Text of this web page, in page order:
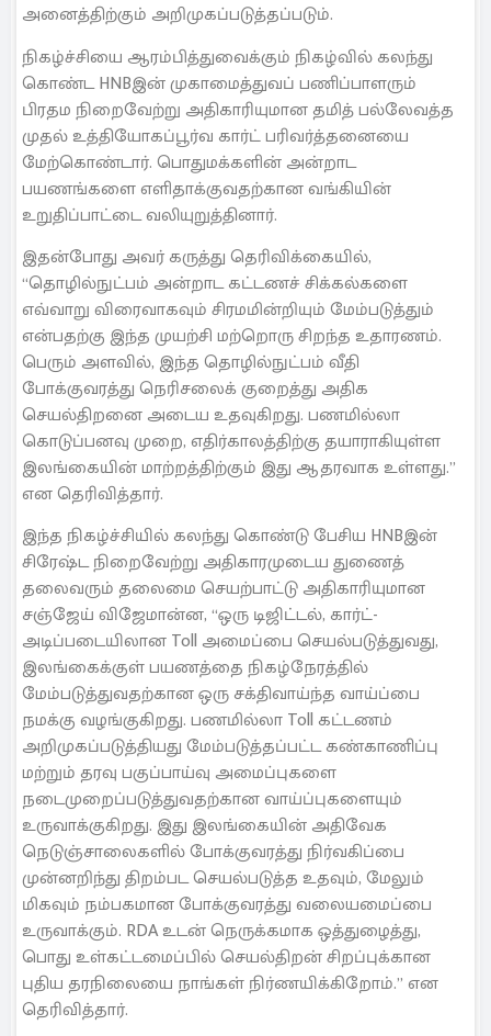
அனைத்திற்கும் அறிமுகப்படுத்தப்படும்.
நிகழ்ச்சியை ஆரம்பித்துவைக்கும் நிகழ்வில் கலந்து
கொண்ட HNBஇன் முகாமைத்துவப் பணிப்பாளரும்
பிரதம நிறைவேற்று அதிகாரியுமான தமித் பல்லேவத்த
முதல் உத்தியோகப்பூர்வ கார்ட் பரிவர்த்தனையை
மேற்கொண்டார். பொதுமக்களின் அன்றாட
பயணங்களை எளிதாக்குவதற்கான வங்கியின்
உறுதிப்பாட்டை வலியுறுத்தினார்.
இதன்போது அவர் கருத்து தெரிவிக்கையில்,
“தொழில்நுட்பம் அன்றாட கட்டணச் சிக்கல்களை
எவ்வாறு விரைவாகவும் சிரமமின்றியும் மேம்படுத்தும்
என்பதற்கு இந்த முயற்சி மற்றொரு சிறந்த உதாரணம்.
பெரும் அளவில், இந்த தொழில்நுட்பம் வீதி
போக்குவரத்து நெரிசலைக் குறைத்து அதிக
செயல்திறனை அடைய உதவுகிறது. பணமில்லா
கொடுப்பனவு முறை, எதிர்காலத்திற்கு தயாராகியுள்ள
இலங்கையின் மாற்றத்திற்கும் இது ஆதரவாக உள்ளது.”
என தெரிவித்தார்.
இந்த நிகழ்ச்சியில் கலந்து கொண்டு பேசிய HNBஇன்
சிரேஷ்ட நிறைவேற்று அதிகாரமுடைய துணைத்
தலைவரும் தலைமை செயற்பாட்டு அதிகாரியுமான
சஞ்ஜேய் விஜேமான்ன, “ஒரு டிஜிட்டல், கார்ட்-
அடிப்படையிலான Toll அமைப்பை செயல்படுத்துவது,
இலங்கைக்குள் பயணத்தை நிகழ்நேரத்தில்
மேம்படுத்துவதற்கான ஒரு சக்திவாய்ந்த வாய்ப்பை
நமக்கு வழங்குகிறது. பணமில்லா Toll கட்டணம்
அறிமுகப்படுத்தியது மேம்படுத்தப்பட்ட கண்காணிப்பு
மற்றும் தரவு பகுப்பாய்வு அமைப்புகளை
நடைமுறைப்படுத்துவதற்கான வாய்ப்புகளையும்
உருவாக்குகிறது. இது இலங்கையின் அதிவேக
நெடுஞ்சாலைகளில் போக்குவரத்து நிர்வகிப்பை
முன்னறிந்து திறம்பட செயல்படுத்த உதவும், மேலும்
மிகவும் நம்பகமான போக்குவரத்து வலையமைப்பை
உருவாக்கும். RDA உடன் நெருக்கமாக ஒத்துழைத்து,
பொது உள்கட்டமைப்பில் செயல்திறன் சிறப்புக்கான
புதிய தரநிலையை நாங்கள் நிர்ணயிக்கிறோம்.” என
தெரிவித்தார்.